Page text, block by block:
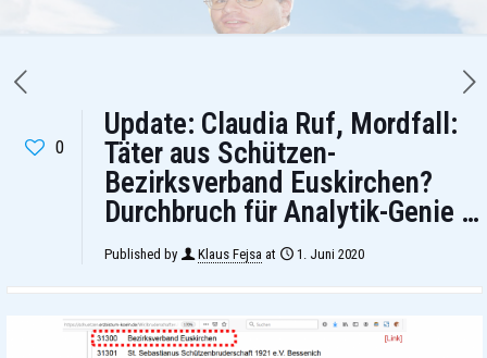
0
Update: Claudia Ruf, Mordfall:
Täter aus Schützen-
Bezirksverband Euskirchen?
Durchbruch für Analytik-Genie …
Published by Klaus Fejsa at 1. Juni 2020